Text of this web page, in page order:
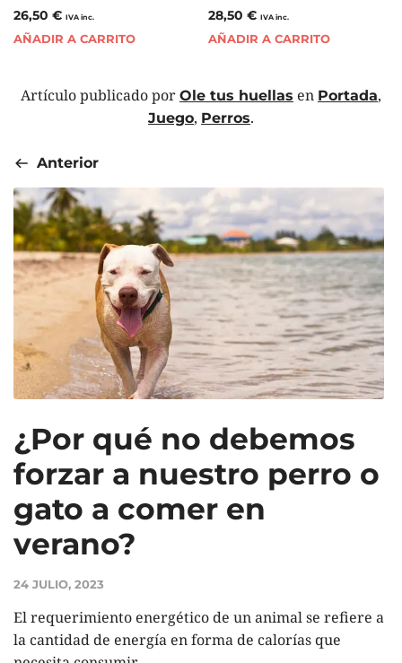
26,50 € IVA inc.
AÑADIR A CARRITO
28,50€ IVA inc.
AÑADIR A CARRITO
Artículo publicado por Ole tus huellas en Portada,
Juego, Perros.
Anterior
¿Por qué no debemos
forzar a nuestro perro o
gato a comer en
verano?
24 JULIO, 2023
El requerimiento energético de un animal se refiere a
la cantidad de energía en forma de calorías que